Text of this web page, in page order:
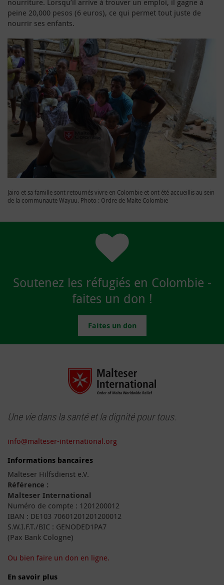
nourriture. Lorsqu’il arrive à trouver un emploi, il gagne à
peine 20,000 pesos (6 euros), ce qui permet tout juste de
nourrir ses enfants.
Jairo et sa famille sont retournés vivre en Colombie et ont été accueillis au sein
de la communaute Wayuu. Photo : Ordre de Malte Colombie
Soutenez les réfugiés en Colombie -
faites un don !
Faites un don
Une vie dans la santé et la dignité pour tous.
info@malteser-international.org
Informations bancaires
Malteser Hilfsdienst e.V.
Référence :
Malteser International
Numéro de compte : 1201200012
IBAN : DE103 70601201201200012
S.W.I.F.T./BIC : GENODED1PA7
(Pax Bank Cologne)
Ou bien faire un don en ligne.
En savoir plus